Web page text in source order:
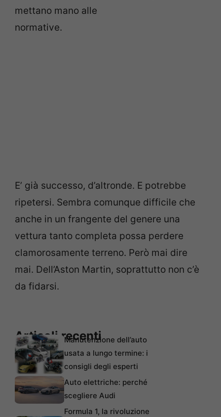
mettano mano alle
normative.
E’ già successo, d’altronde. E potrebbe
ripetersi. Sembra comunque difficile che
anche in un frangente del genere una
vettura tanto completa possa perdere
clamorosamente terreno. Però mai dire
mai. Dell’Aston Martin, soprattutto non c’è
da fidarsi.
Articoli recentiManutenzione dell’auto
usata a lungo termine: i
consigli degli esperti
Auto elettriche: perché
scegliere Audi
Formula 1, la rivoluzione